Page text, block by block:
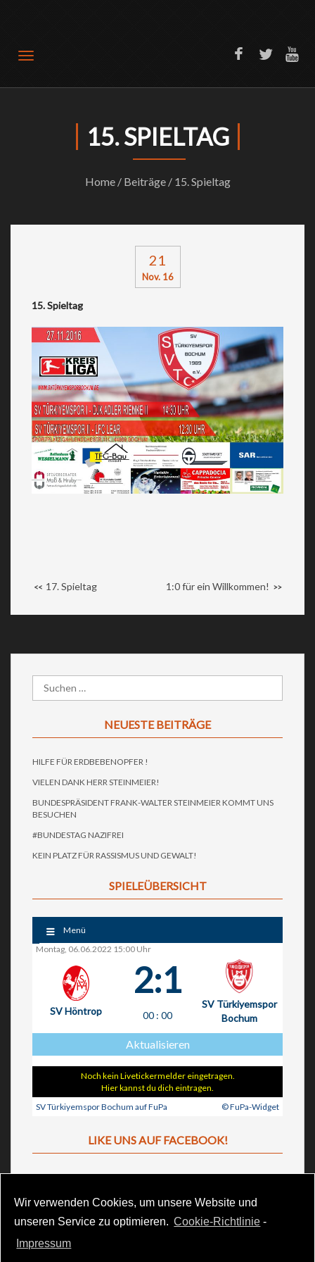
15. SPIELTAG
Home/ Beiträge/ 15. Spieltag
21
Nov. 16
15. Spieltag
<< 17. Spieltag 1:0 für ein Willkommen! >>
NEUESTE BEITRÄGE
HILFE FÜR ERDBEBENOPFER !
VIELEN DANK HERR STEINMEIER!
BUNDESPRÄSIDENT FRANK-WALTER STEINMEIER KOMMT UNS
BESUCHEN
#BUNDESTAG NAZIFREI
KEIN PLATZ FÜR RASSISMUS UND GEWALT!
SPIELEÜBERSICHT
Menü
Montag, 06.06.2022 15:00 Uhr
SV Höntrop
2:1
00 : 00
SV Türkiyemspor
Bochum
Aktualisieren
Noch kein Livetickermelder eingetragen.
Hier kannst du dich eintragen.
SV Türkiyemspor Bochum auf FuPa
© FuPa-Widget
LIKE UNS AUF FACEBOOK!
Wir verwenden Cookies, um unsere Website und
unseren Service zu optimieren. Cookie-Richtlinie -
Impressum